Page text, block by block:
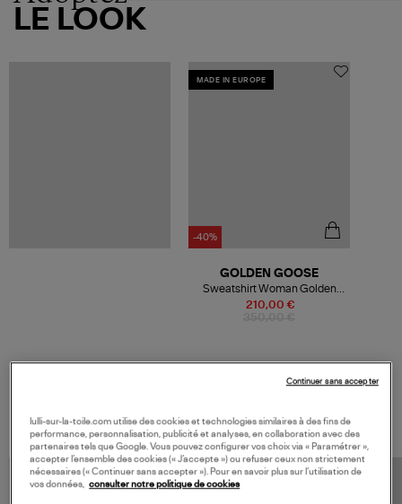
LE LOOK
MADE IN EUROPE
-40%
210,00 €
GOLDEN GOOSE
Sweatshirt Woman Golden
Washed Black
lulli-sur-la-toile.com utilise des cookies et technologies similaires à des fins de
performance, personnalisation, publicité et analyses, en collaboration avec des
partenaires tels que Google. Vous pouvez configurer vos choix via « Paramétrer »,
accepter l’ensemble des cookies (« J’accepte ») ou refuser ceux non strictement
nécessaires (« Continuer sans accepter »). Pour en savoir plus sur l’utilisation de
vos données, consulter notre politique de cookies
Continuer sans accepter